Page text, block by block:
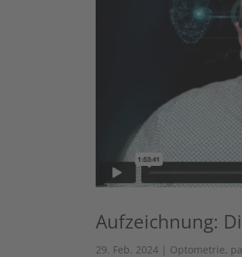
Aufzeichnung:
29. Feb. 2024 | Optometrie,